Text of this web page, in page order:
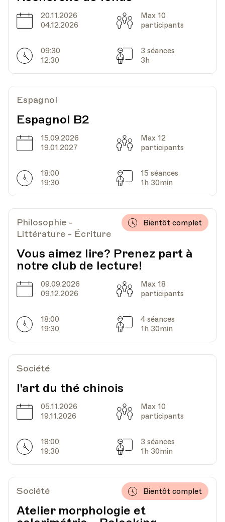
Date
20.11.2026
04.12.2026
Capacité
Max 10
participants
Horarires
09:30
12:30
Séances
3 séances
3h
Espagnol
Espagnol B2
Date
15.09.2026
19.01.2027
Capacité
Max 12
participants
Horarires
18:00
19:30
Séances
15 séances
1h 30min
Philosophie -
Littérature - Écriture
Vous aimez lire? Prenez part à
notre club de lecture!
Bientôt complet
Date
09.09.2026
09.12.2026
Capacité
Max 18
participants
Horarires
18:00
19:30
Séances
4 séances
1h 30min
Société
l'art du thé chinois
Date
05.11.2026
19.11.2026
Capacité
Max 10
participants
Horarires
18:00
19:30
Séances
3 séances
1h 30min
Société
Atelier morphologie et
Bientôt complet